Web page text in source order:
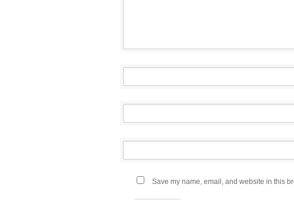
Save my name, email, and website in this